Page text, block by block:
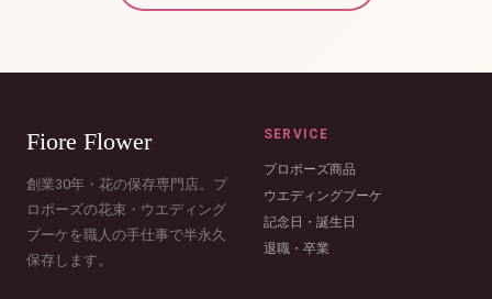
Fiore Flower
創業30年・花の保存専門店。プ
ロポーズの花束・ウエディング
ブーケを職人の手仕事で半永久
保存します。
SERVICE
プロポーズ商品
ウエディングブーケ
記念日・誕生日
退職・卒業